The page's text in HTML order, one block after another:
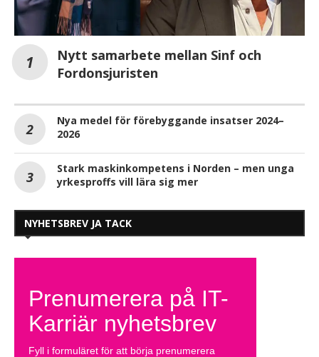
Nytt samarbete mellan Sinf och
Fordonsjuristen
Nya medel för förebyggande insatser 2024–
2026
Stark maskinkompetens i Norden – men unga
yrkesproffs vill lära sig mer
NYHETSBREV JA TACK